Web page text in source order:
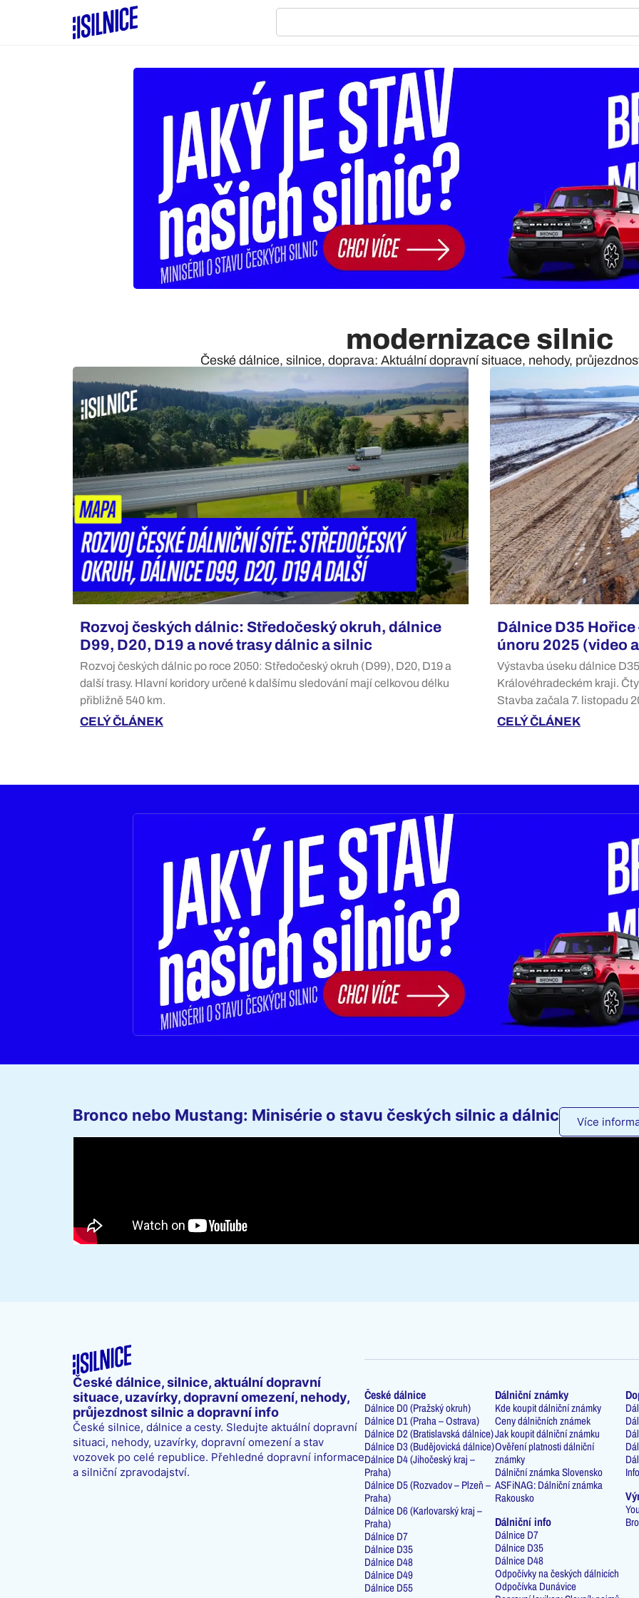
modernizace silnic
České dálnice, silnice, doprava: Aktuální dopravní situace, nehody,
Rozvoj českých dálnic: Středočeský okruh, dálnice
D99, D20, D19 a nové trasy dálnic a silnic
Rozvoj českých dálnic po roce 2050: Středočeský okruh (D99), D20, D19 a
další trasy. Hlavní koridory určené k dalšímu sledování mají celkovou délku
přibližně 540 km.
CELÝ ČLÁNEK
Dálnice D35 Hořice
únoru 2025 (video
Výstavba úseku dálnice
Královéhradeckém kraji.
Stavba začala 7. listopadu
CELÝ ČLÁNEK
Bronco nebo Mustang: Minisérie o stavu českých silnic a dálnic Více
České dálnice, silnice, aktuální dopravní
situace, uzavírky, dopravní omezení, nehody,
průjezdnost silnic a dopravní info
České silnice, dálnice a cesty. Sledujte aktuální dopravní
situaci, nehody, uzavírky, dopravní omezení a stav
vozovek po celé republice. Přehledné dopravní informace
a silniční zpravodajství.
České dálnice
Dálnice D0 (Pražský okruh)
Dálnice D1 (Praha – Ostrava)
Dálnice D2 (Bratislavská dálnice)
Dálnice D3 (Budějovická dálnice)
Dálnice D4 (Jihočeský kraj –
Praha)
Dálnice D5 (Rozvadov – Plzeň –
Praha)
Dálnice D6 (Karlovarský kraj –
Praha)
Dálnice D7
Dálnice D35
Dálnice D48
Dálnice D49
Dálnice D55
Dálniční známky
Kde koupit dálniční známky
Ceny dálničních známek
Jak koupit dálniční známku
Ověření platnosti dálniční
známky
Dálniční známka Slovensko
ASFiNAG: Dálniční známka
Rakousko
Dálniční info
Dálnice D7
Dálnice D35
Dálnice D48
Odpočívky na českých dálnicích
Odpočívka Dunávice